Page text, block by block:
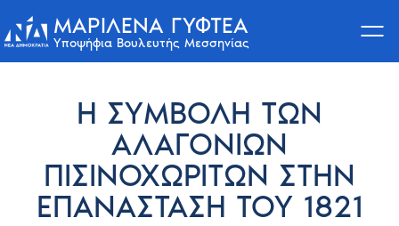
ΜΑΡΙΛΈΝΑ ΓΥΦΤΈΑ
Υποψήφια Βουλευτής Μεσσηνίας
Η ΣΥΜΒΟΛΉ ΤΩΝ
ΑΛΑΓΌΝΙΩΝ
ΠΙΣΙΝΟΧΩΡΙΤΏΝ ΣΤΗΝ
ΕΠΑΝΆΣΤΑΣΗ ΤΟΥ 1821